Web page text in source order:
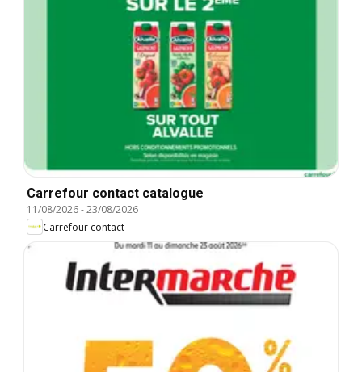
Carrefour contact catalogue
11/08/2026-23/08/2026
Carrefour contact